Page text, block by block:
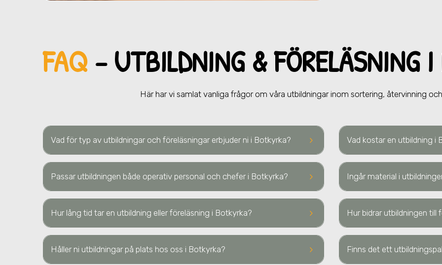
FAQ– UTBILDNING & FÖRELÄSNINGI
Här har vi samlat vanliga frågor om våra utbildningar inom sortering, återvinning
keyboard_arrow_right
Vad för typ av utbildningar och föreläsningar erbjuder ni i Botkyrka?
keyboard_arrow_right
Passar utbildningen både operativ personal och chefer i Botkyrka?
keyboard_arrow_right
Hur lång tid tar en utbildning eller föreläsning i Botkyrka?
keyboard_arrow_right
Håller ni utbildningar på plats hos oss i Botkyrka?
Vad kostar en utbildning i
Ingår material i
Hur bidrar utbildningen
Finns det ett